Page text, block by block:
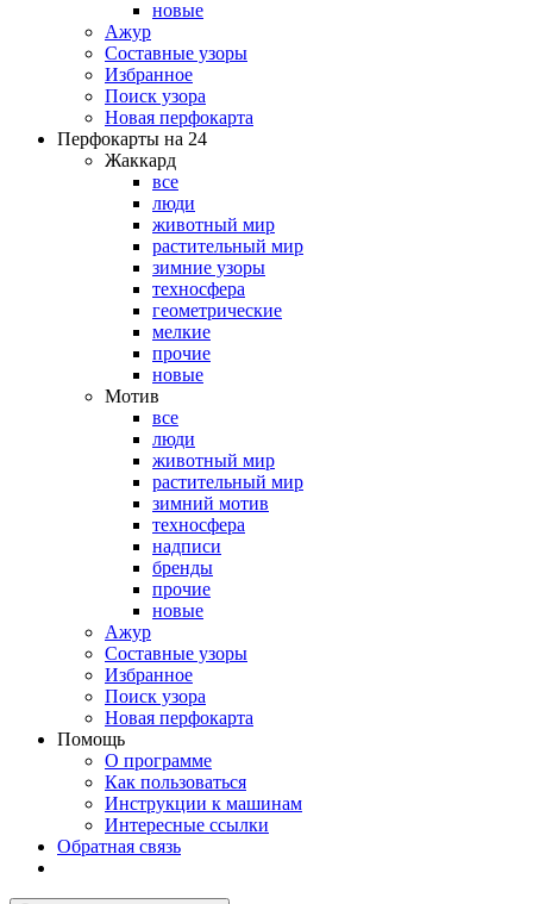
новые
Ажур
Составные узоры
Избранное
Поиск узора
Новая перфокарта
Перфокарты на 24
Жаккард
все
люди
животный мир
растительный мир
зимние узоры
техносфера
геометрические
мелкие
прочие
новые
Мотив
все
люди
животный мир
растительный мир
зимний мотив
техносфера
надписи
бренды
прочие
новые
Ажур
Составные узоры
Избранное
Поиск узора
Новая перфокарта
Помощь
О программе
Как пользоваться
Инструкции к машинам
Интересные ссылки
Обратная связь